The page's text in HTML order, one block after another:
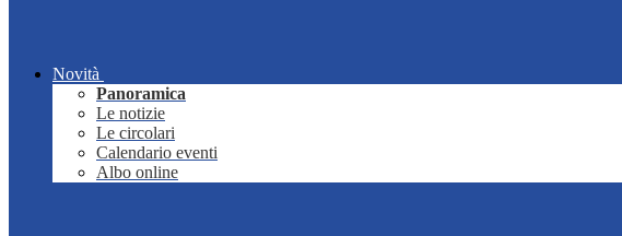
Novità
Panoramica
Le notizie
Le circolari
Calendario eventi
Albo online